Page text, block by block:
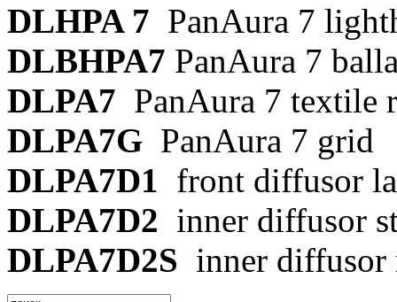
DLHPA 7 PanAura 7
DLBHPA7 PanAura 7
DLPA7 PanAura 7 textile
DLPA7G PanAura 7 grid
DLPA7D1 front diffusor
DLPA7D2 inner diffusor
DLPA7D2S inner diffusor